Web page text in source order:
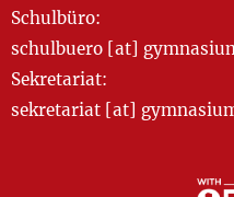
Schulbüro:
schulbuero [at]
Sekretariat:
sekretariat [at]